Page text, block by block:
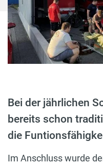
Bei der jährlichen
bereits schon
die
Im Anschluss wurde